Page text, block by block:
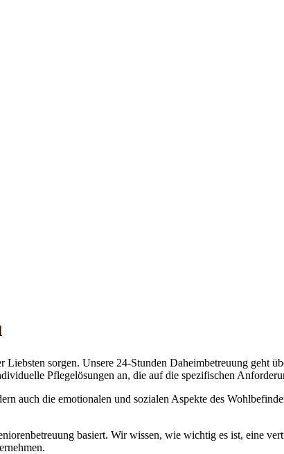
sorgen. Unsere 24-Stunden Daheimbetreuung geht
Pflegelösungen an, die auf die spezifischen
auch die emotionalen und sozialen Aspekte des
basiert. Wir wissen, wie wichtig es ist, eine